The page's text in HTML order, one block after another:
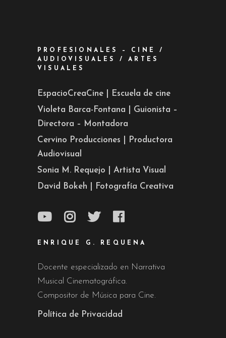
PROFESIONALES – CINE /
AUDIOVISUALES / ARTES
VISUALES
EspacioCreaCine | Escuela de cine
Violeta Barca-Fontana | Guionista –
Directora – Montadora
Cervino Producciones | Productora
Audiovisual
Sonia M. Requejo | Artista Visual
David Bokeh | Fotografía Creativa
ENRIQUE G. REQUENA
Docente especializado en Narrativa
Musical Cinematográfica.
Compositor de Música para Cine.
Política de Privacidad